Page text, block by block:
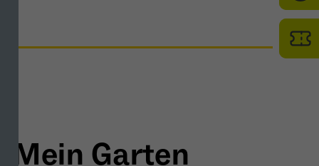
Mein Garten